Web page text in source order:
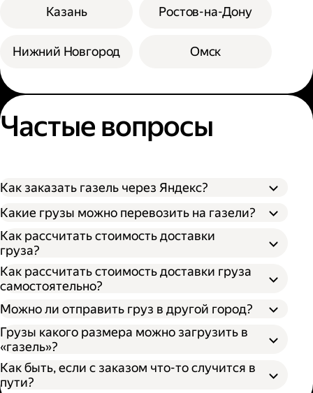
Казань
Нижний Новгород
Ростов-на-Дону
Омск
Частые вопросы
Как заказать газель через Яндекс?
Какие грузы можно перевозить на газели?
Как рассчитать стоимость доставки
груза?
Как рассчитать стоимость доставки груза
самостоятельно?
Можно ли отправить груз в другой город?
Грузы какого размера можно загрузить в
«газель»?
Как быть, если с заказом что-то случится в
пути?